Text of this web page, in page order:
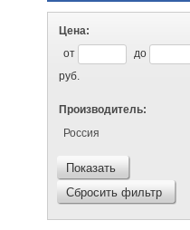
Цена:
от
до
руб.
Производитель:
Россия
Показать
Сбросить фильтр